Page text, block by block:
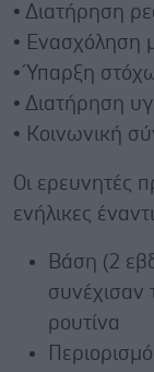
• Διατήρηση
• Ενασχόληση
• Ύπαρξη
• Διατήρηση
• Κοινωνική
Οι ερευνητές
ενήλικες
Βάση (2
συνέχισαν
ρουτίνα